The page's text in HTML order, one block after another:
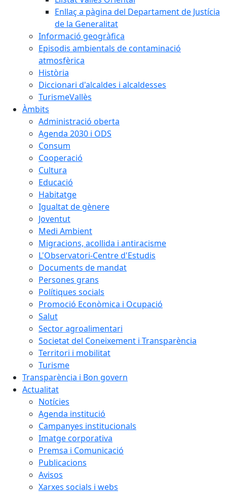
Enllaç a pàgina del Departament de Justícia
de la Generalitat
Informació geogràfica
Episodis ambientals de contaminació
atmosfèrica
Història
Diccionari d'alcaldes i alcaldesses
TurismeVallès
Àmbits
Administració oberta
Agenda 2030 i ODS
Consum
Cooperació
Cultura
Educació
Habitatge
Igualtat de gènere
Joventut
Medi Ambient
Migracions, acollida i antiracisme
L'Observatori-Centre d'Estudis
Documents de mandat
Persones grans
Polítiques socials
Promoció Econòmica i Ocupació
Salut
Sector agroalimentari
Societat del Coneixement i Transparència
Territori i mobilitat
Turisme
Transparència i Bon govern
Actualitat
Notícies
Agenda institució
Campanyes institucionals
Imatge corporativa
Premsa i Comunicació
Publicacions
Avisos
Xarxes socials i webs